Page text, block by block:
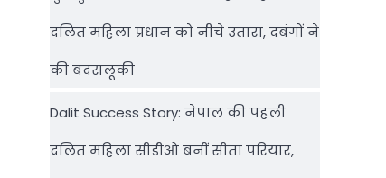
दलित महिला प्रधान को नीचे उतारा, दबंगों ने
की बदसलूकी
Dalit Success Story: नेपाल की पहली
दलित महिला सीडीओ बनीं सीता परियार,